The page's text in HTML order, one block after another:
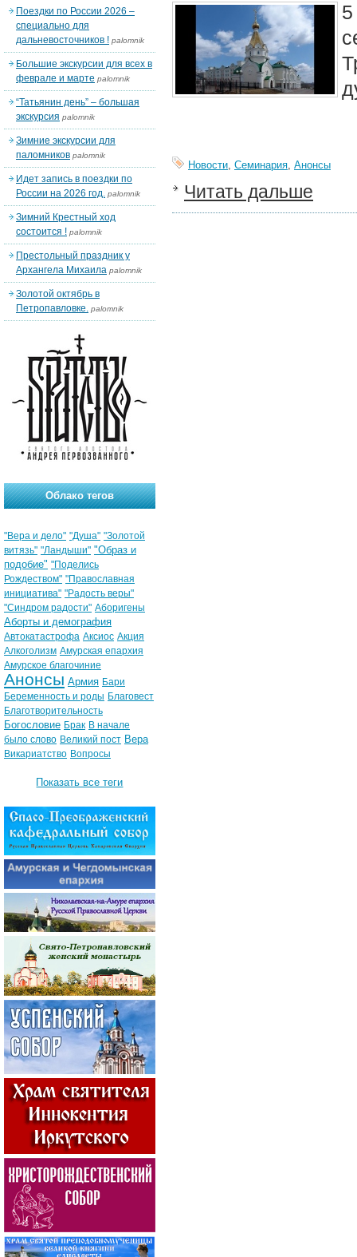
Новости, Семинария, Анонсы
Читать дальше
Поездки по России 2026 –
специально для
дальневосточников ! palomnik
Большие экскурсии для всех в
феврале и марте palomnik
“Татьянин день” – большая
экскурсия palomnik
Зимние экскурсии для
паломников palomnik
Идет запись в поездки по
России на 2026 год. palomnik
Зимний Крестный ход
состоится ! palomnik
Престольный праздник у
Архангела Михаила palomnik
Золотой октябрь в
Петропавловке. palomnik
Облако тегов
"Вера и дело" "Душа" "Золотой
витязь" "Ландыши" "Образ и
подобие" "Поделись
Рождеством" "Православная
инициатива" "Радость веры"
"Синдром радости" Аборигены
Аборты и демография
Автокатастрофа Аксиос Акция
Алкоголизм Амурская епархия
Амурское благочиние
Анонсы Армия Бари
Беременность и роды Благовест
Благотворительность
Богословие Брак В начале
было слово Великий пост Вера
Викариатство Вопросы
Показать все теги